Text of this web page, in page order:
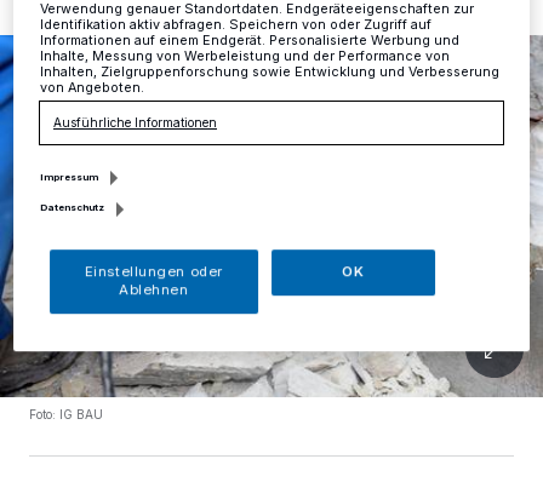
Foto: IG BAU
Verwendung genauer Standortdaten. Endgeräteeigenschaften zur
Identifikation aktiv abfragen. Speichern von oder Zugriff auf
Informationen auf einem Endgerät. Personalisierte Werbung und
Inhalte, Messung von Werbeleistung und der Performance von
Inhalten, Zielgruppenforschung sowie Entwicklung und Verbesserung
von Angeboten.
Ausführliche Informationen
Impressum
Datenschutz
Einstellungen oder
Ablehnen
OK